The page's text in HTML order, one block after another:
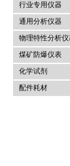
麦科仪（北京）科技
行业专用仪器
通用分析仪器
物理特性分析
煤矿防爆仪表
化学试剂
配件耗材